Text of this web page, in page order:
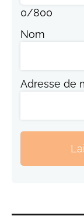
0/800
Nom
Adresse de